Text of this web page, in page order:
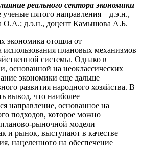
реального сектора экономики
пятого направления – д.э.н.,
О.А.; д.э.н., доцент Камышова А.Б.
экономика отошла от
использования плановых механизмов
системы. Однако в
основанной на неоклассических
экономики еще дальше
развития народного хозяйства. В
вывод, что наиболее
направление, основанное на
подходов, которое можно
рыночной модели
и рынок, выступают в качестве
нацеленного на обеспечение